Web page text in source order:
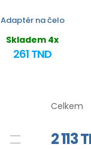
Adaptér na čelo
Skladem 4x
261 TND
Celkem
2 113